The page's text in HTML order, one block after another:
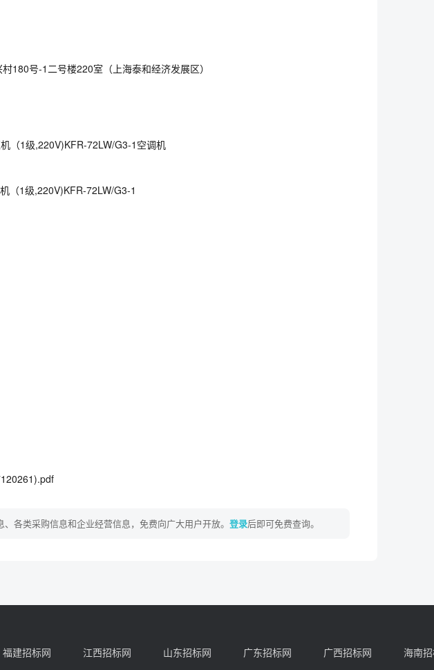
180号-1二号楼220室（上海泰和经济发展区）
（1级,220V)KFR-72LW/G3-1空调机
（1级,220V)KFR-72LW/G3-1
各类采购信息和企业经营信息，免费向广大用户开放。 登录后即可免费查询。
福建招标网 江西招标网 山东招标网 广东招标网 广西招标网 海南